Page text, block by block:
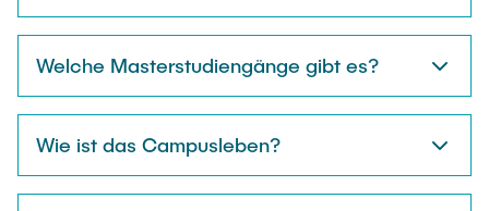
Welche Masterstudiengänge gibt es?
Wie ist das Campusleben?